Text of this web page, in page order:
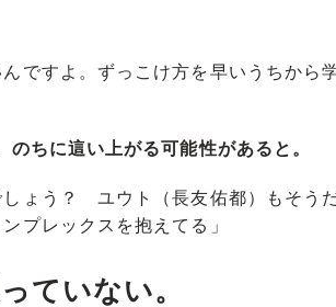
んですよ。ずっこけ方を早いうちから
ちに這い上がる可能性があると。
しょう？ ユウト（長友佑都）もそう
プレックスを抱えてる」
ていない。